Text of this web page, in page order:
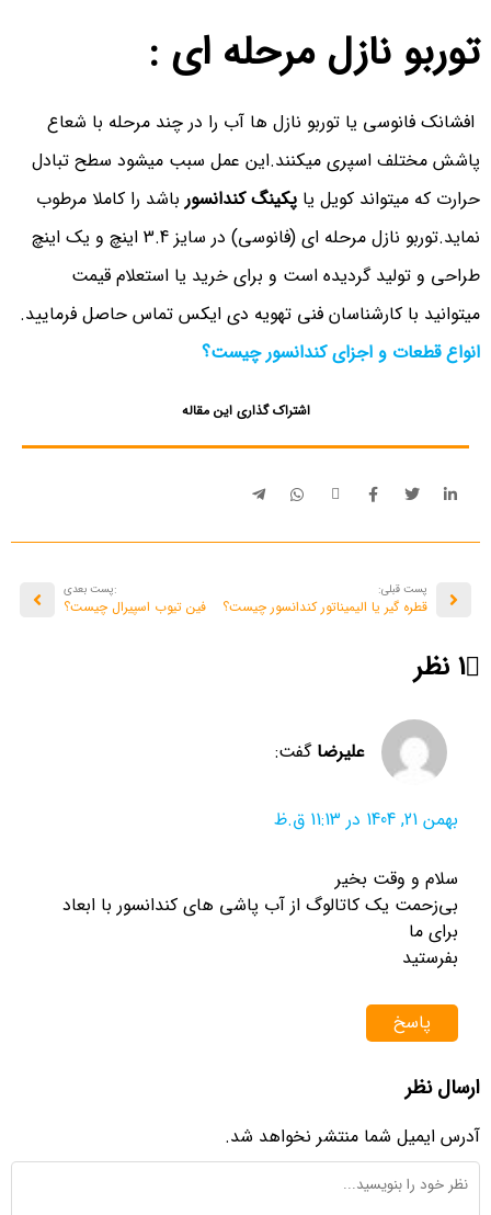
توربو نازل مرحله ای :
افشانک فانوسی یا توربو نازل ها آب را در چند مرحله با شعاع
پاشش مختلف اسپری میکنند.این عمل سبب میشود سطح تبادل
حرارت که میتواند کویل یا پکینگ کندانسورباشد را کاملا مرطوب
نماید.توربو نازل مرحله ای (فانوسی) در سایز 3.4 اینچ و یک اینچ
طراحی و تولید گردیده است و برای خرید یا استعلام قیمت
میتوانید با کارشناسان فنی تهویه دی ایکس تماس حاصل فرمایید.
انواع قطعات و اجزای کندانسور چیست؟
اشتراک گذاری این مقاله
پست قبلی:
قطره گیر یا الیمیناتور کندانسور چیست؟
:پست بعدی
فین تیوب اسپیرال چیست؟
1 نظر
علیرضا گفت:
بهمن 21, 1404 در 11:13 ق.ظ
سلام و وقت بخیر
بی‌زحمت یک کاتالوگ از آب پاشی های کندانسور با ابعاد
برای ما
بفرستید
پاسخ
ارسال نظر
آدرس ایمیل شما منتشر نخواهد شد.